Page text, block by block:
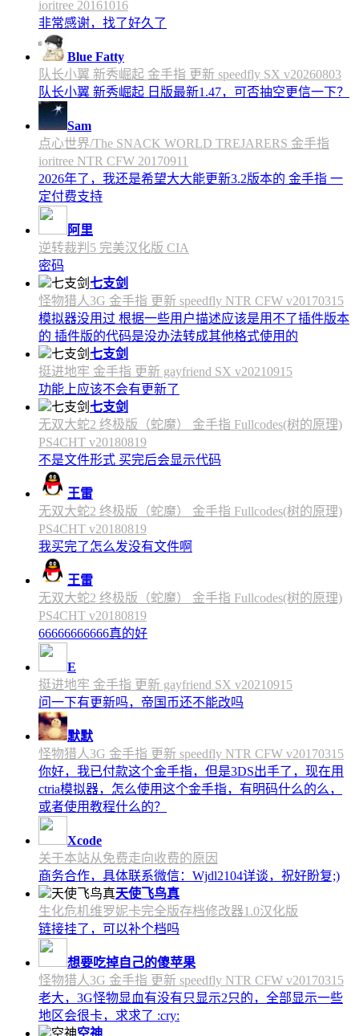
ioritree 20161016
非常感谢，找了好久了
Blue Fatty
队长小翼 新秀崛起 金手指 更新 speedfly SX v20260803
队长小翼 新秀崛起 日版最新1.47，可否抽空更信一下？
Sam
点心世界/The SNACK WORLD TREJARERS 金手指
ioritree NTR CFW 20170911
2026年了，我还是希望大大能更新3.2版本的 金手指 一
定付费支持
阿里
逆转裁判5 完美汉化版 CIA
密码
七支剑
怪物猎人3G 金手指 更新 speedfly NTR CFW v20170315
模拟器没用过 根据一些用户描述应该是用不了插件版本
的 插件版的代码是没办法转成其他格式使用的
七支剑
挺进地牢 金手指 更新 gayfriend SX v20210915
功能上应该不会有更新了
七支剑
无双大蛇2 终极版（蛇魔） 金手指 Fullcodes(树的原理)
PS4CHT v20180819
不是文件形式 买完后会显示代码
王雷
无双大蛇2 终极版（蛇魔） 金手指 Fullcodes(树的原理)
PS4CHT v20180819
我买完了怎么发没有文件啊
王雷
无双大蛇2 终极版（蛇魔） 金手指 Fullcodes(树的原理)
PS4CHT v20180819
66666666666真的好
E
挺进地牢 金手指 更新 gayfriend SX v20210915
问一下有更新吗，帝国币还不能改吗
默默
怪物猎人3G 金手指 更新 speedfly NTR CFW v20170315
你好，我已付款这个金手指，但是3DS出手了，现在用
ctria模拟器，怎么使用这个金手指，有明码什么的么，
或者使用教程什么的？
Xcode
关于本站从免费走向收费的原因
商务合作，具体联系微信：Wjdl2104详谈，祝好盼复;)
天使飞鸟真
生化危机维罗妮卡完全版存档修改器1.0汉化版
链接挂了，可以补个档吗
想要吃掉自己的傻苹果
怪物猎人3G 金手指 更新 speedfly NTR CFW v20170315
老大，3G怪物显血有没有只显示2只的，全部显示一些
地区会很卡，求求了 :cry: